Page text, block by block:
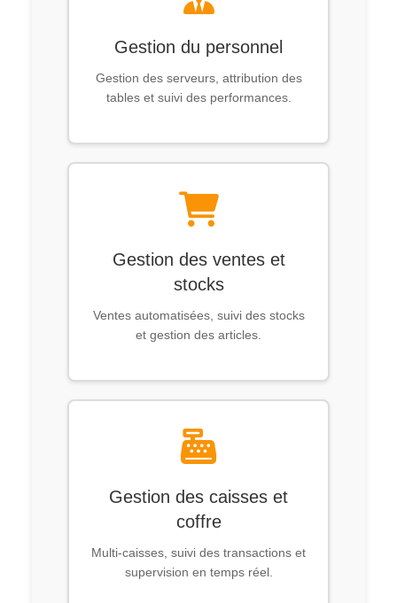
Gestion du personnel
Gestion des serveurs, attribution des
tables et suivi des performances.
Gestion des ventes et
stocks
Ventes automatisées, suivi des stocks
et gestion des articles.
Gestion des caisses et
coffre
Multi-caisses, suivi des transactions et
supervision en temps réel.